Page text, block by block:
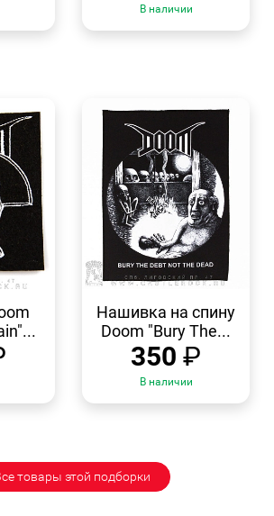
В наличии
ПРОСМОТР
Нашивка на спину
Doom "Bury The...
350 ₽
В наличии
товары этой подборки